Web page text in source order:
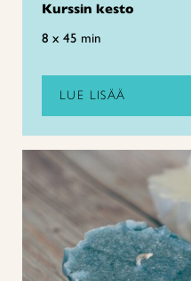
Kurssin kesto
8 x 45 min
LUE LISÄÄ